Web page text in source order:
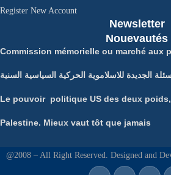
Register New Account
Newsletter
Nouevautés
Commission mémorielle ou marché aux
الجديدة للاسلاموية الحركية السياسية السنية
Le pouvoir politique US des deux
Palestine. Mieux vaut tôt que jamais
@2008 – All Right Reserved. Designed and